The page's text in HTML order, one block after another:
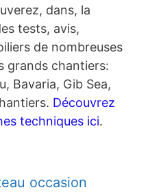
dans, la
tests, avis,
de nombreuses
grands chantiers:
Bavaria, Gib Sea,
Découvrez
techniques ici.
occasion